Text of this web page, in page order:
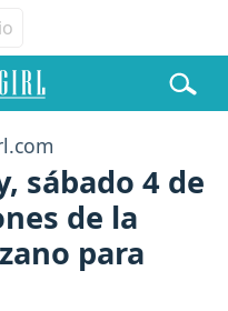
sábado 4 de
de la
para